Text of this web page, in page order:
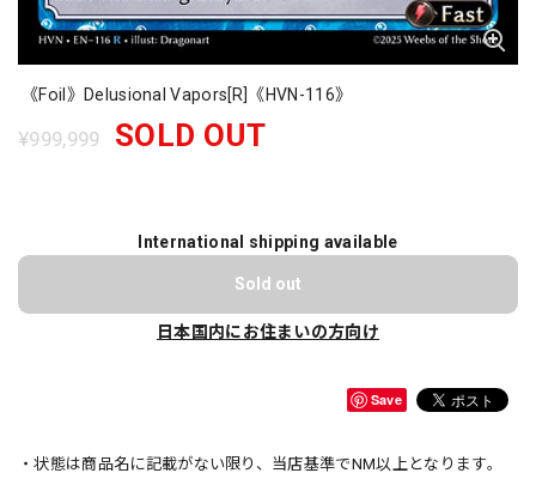
《Foil》Delusional Vapors[R]《HVN-116》
¥999,999 SOLD OUT
International shipping available
Sold out
日本国内にお住まいの方向け
Save
・状態は商品名に記載がない限り、当店基準でNM以上となります。